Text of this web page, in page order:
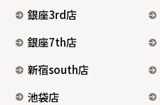
銀座3rd店
銀座7th店
新宿south店
池袋店